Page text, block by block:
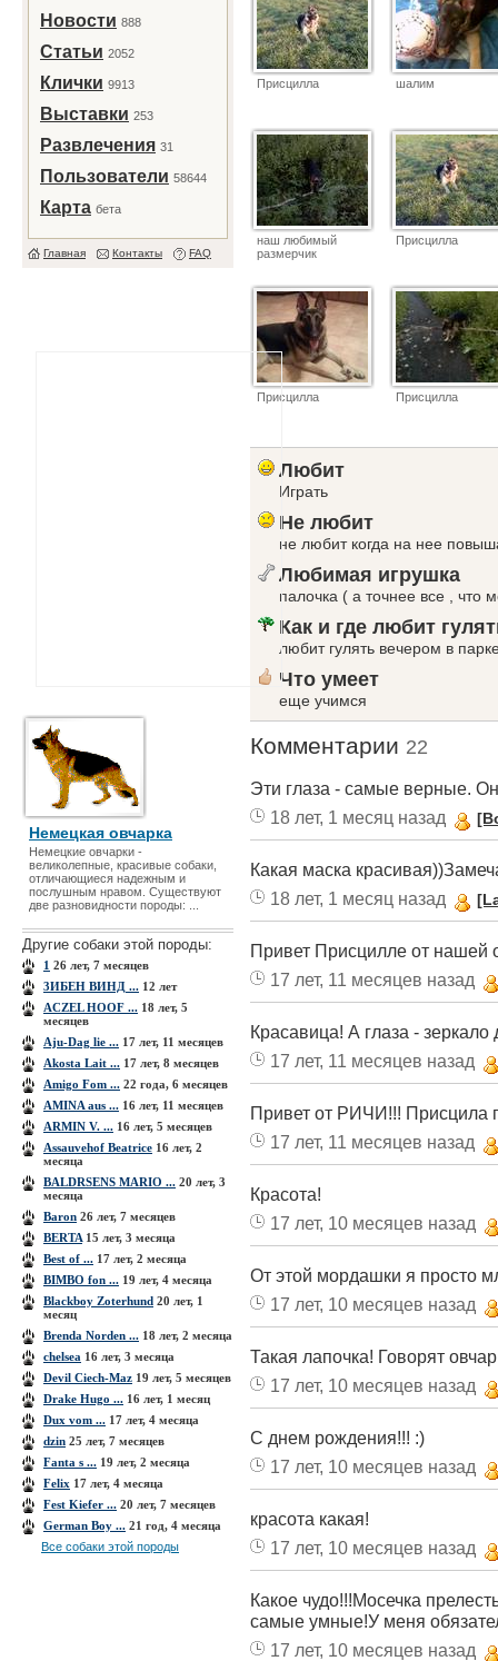
Новости 888
Статьи 2052
Клички 9913
Выставки 253
Развлечения 31
Пользователи 58644
Карта бета
Главная Контакты FAQ
Немецкая овчарка
Немецкие овчарки -
великолепные, красивые собаки,
отличающиеся надежным и
послушным нравом. Существуют
две разновидности породы: ...
Другие собаки этой породы:
1 26 лет, 7 месяцев
3ИБЕН ВИНД ... 12 лет
ACZEL HOOF ... 18 лет, 5
месяцев
Aju-Dag lie ... 17 лет, 11 месяцев
Akosta Lait ... 17 лет, 8 месяцев
Amigo Fom ... 22 года, 6 месяцев
AMINA aus ... 16 лет, 11 месяцев
ARMIN V. ... 16 лет, 5 месяцев
Assauvehof Beatrice 16 лет, 2
месяца
BALDRSENS MARIO ... 20 лет, 3
месяца
Baron 26 лет, 7 месяцев
BERTA 15 лет, 3 месяца
Best of ... 17 лет, 2 месяца
BIMBO fon ... 19 лет, 4 месяца
Blackboy Zoterhund 20 лет, 1
месяц
Brenda Norden ... 18 лет, 2 месяца
chelsea 16 лет, 3 месяца
Devil Ciech-Maz 19 лет, 5 месяцев
Drake Hugo ... 16 лет, 1 месяц
Dux vom ... 17 лет, 4 месяца
dzin 25 лет, 7 месяцев
Fanta s ... 19 лет, 2 месяца
Felix 17 лет, 4 месяца
Fest Kiefer ... 20 лет, 7 месяцев
German Boy ... 21 год, 4 месяца
Все собаки этой породы
Присцилла шалим
наш любимый
размерчик
Присцилла
Присцилла Присцилла
Любит
Играть
Не любит
не любит когда на нее
Любимая игрушка
палочка ( а точнее все , что
Как и где любит
любит гулять вечером в
Что умеет
еще учимся
Комментарии 22
Эти глаза - самые верные.
18 лет, 1 месяц назад
Какая маска
18 лет, 1 месяц назад
Привет Присцилле от нашей
17 лет, 11 месяцев назад
Красавица! А глаза -
17 лет, 11 месяцев назад
Привет от РИЧИ!!! Присцила
17 лет, 11 месяцев назад
Красота!
17 лет, 10 месяцев назад
От этой мордашки я просто
17 лет, 10 месяцев назад
Такая лапочка! Говорят
17 лет, 10 месяцев назад
С днем рождения!!! :)
17 лет, 10 месяцев назад
красота какая!
17 лет, 10 месяцев назад
Какое чудо!!!Мосечка
самые умные!У меня
17 лет, 10 месяцев назад